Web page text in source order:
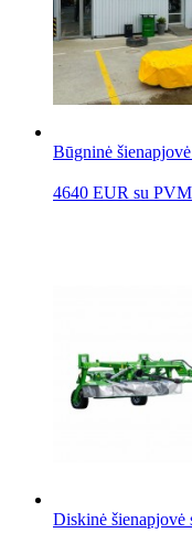
Būgninė
4640 EUR su PVM
Diskinė